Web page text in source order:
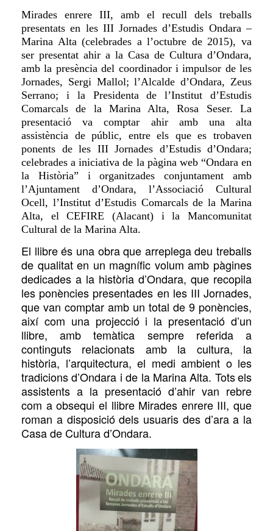
Mirades enrere III, amb el recull dels treballs
presentats en les III Jornades d’Estudis Ondara –
Marina Alta (celebrades a l’octubre de 2015), va
ser presentat ahir a la Casa de Cultura d’Ondara,
amb la presènciadel coordinador i impulsor de les
Jornades, Sergi Mallol; l’Alcalde d’Ondara, Zeus
Serrano; i la Presidenta de l’Institut d’Estudis
Comarcals de la Marina Alta, Rosa Seser. La
presentació va comptar ahirambuna alta
assistència de públic, entre els que es trobaven
ponents de les III Jornades d’Estudis d’Ondara;
celebrades a iniciativa de la pàgina web “Ondara en
la Història” i organitzades conjuntament amb
l’Ajuntament d’Ondara, l’Associació Cultural
Ocell, l’Institut d’Estudis Comarcals de la Marina
Alta, el CEFIRE (Alacant) i la Mancomunitat
Cultural de la Marina Alta.
El llibre és una obra que arreplegadeu treballs
de qualitaten un magnífic volum amb pàgines
dedicades a la història d’Ondara, que recopila
les ponències presentades en les III Jornades,
que van comptar amb un total de 9 ponències,
així com una projecció i la presentació d’un
llibre, amb temàtica sempre referida a
continguts relacionats amb la cultura, la
història, l’arquitectura, el medi ambient o les
tradicions d’Ondara i de la Marina Alta. Totsels
assistents a la presentació d’ahir van rebre
com a obsequi el llibre Mirades enrere III, que
roman a disposició dels usuaris des d’araa la
Casa de Cultura d’Ondara.